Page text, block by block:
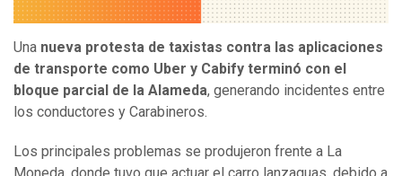
Una nueva protesta de taxistas contra las aplicaciones
de transporte como Uber y Cabify terminó con el
bloque parcial de la Alameda, generando incidentes entre
los conductores y Carabineros.
Los principales problemas se produjeron frente a La